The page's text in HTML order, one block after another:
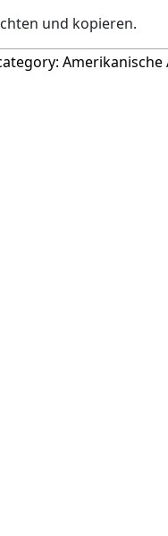
und kopieren.